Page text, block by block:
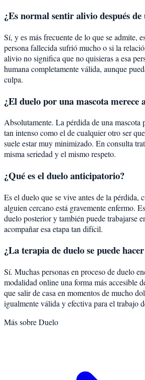
¿Es normal sentir alivio después
Sí, y es más frecuente de lo que se admite,
persona fallecida sufrió mucho o si la
alivio no significa que no quisieras a esa
humana completamente válida, aunque
culpa.
¿El duelo por una mascota merece
Absolutamente. La pérdida de una mascota
tan intenso como el de cualquier otro ser
suele estar muy minimizado. En consulta
misma seriedad y el mismo respeto.
¿Qué es el duelo anticipatorio?
Es el duelo que se vive antes de la pérdida,
alguien cercano está gravemente enfermo.
duelo posterior y también puede trabajarse
acompañar esa etapa tan difícil.
¿La terapia de duelo se puede
Sí. Muchas personas en proceso de duelo
modalidad online una forma más accesible
que salir de casa en momentos de mucho
igualmente válida y efectiva para el trabajo
Más sobreDuelo